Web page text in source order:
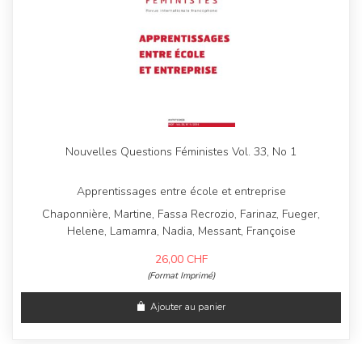
Nouvelles Questions Féministes Vol. 33, No 1
Apprentissages entre école et entreprise
Chaponnière, Martine, Fassa Recrozio, Farinaz, Fueger,
Helene, Lamamra, Nadia, Messant, Françoise
26,00 CHF
(Format Imprimé)
Ajouter au panier